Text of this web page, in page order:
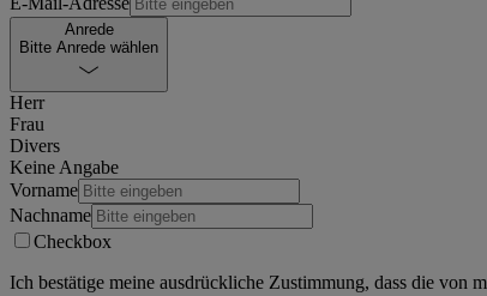
Anrede
Bitte Anrede wählen
Herr
Frau
Divers
Keine Angabe
Vorname
Nachname
Checkbox
Ich bestätige meine ausdrückliche Zustimmung, dass die von